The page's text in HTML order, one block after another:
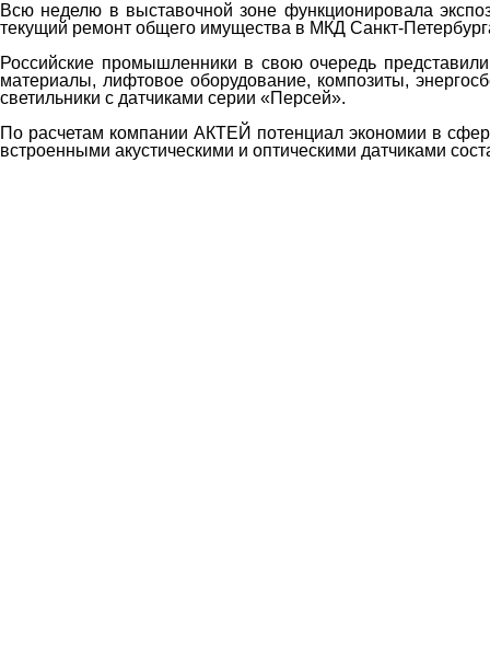
Всю неделю в выставочной зоне функционировала
текущий ремонт общего имущества в МКД Санкт-
Российские промышленники в свою очередь
материалы, лифтовое оборудование, композиты,
светильники с датчиками серии «Персей».
По расчетам компании АКТЕЙ потенциал экономии в
встроенными акустическими и оптическими датчиками